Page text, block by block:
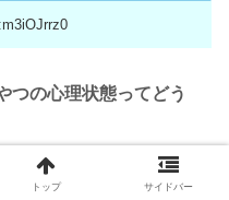
つの心理状態ってどう
トップ サイドバー